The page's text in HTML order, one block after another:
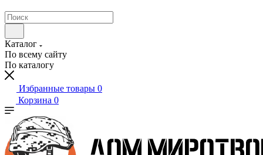
Каталог
По всему сайту
По каталогу
Избранные товары 0
Корзина 0